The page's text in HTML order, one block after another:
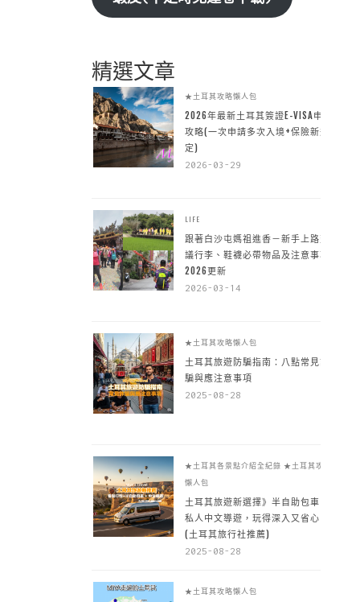
精選文章
★土耳其攻略懶人包
2026年最新土耳其簽證E-VISA申請
攻略(一次申請多次入境+保險新規
定)
2026-03-29
LIFE
跟著白沙屯媽祖進香－新手上路建
議行李、鞋襪必帶物品及注意事項
2026更新
2026-03-14
★土耳其攻略懶人包
土耳其旅遊防騙指南：八點常見詐
騙與應注意事項
2025-08-28
★土耳其各景點介紹全紀錄 ★土耳其攻略
懶人包
土耳其旅遊新選擇》半自助包車 +
私人中文導遊，玩得深入又省心
(土耳其旅行社推薦)
2025-08-28
★土耳其攻略懶人包